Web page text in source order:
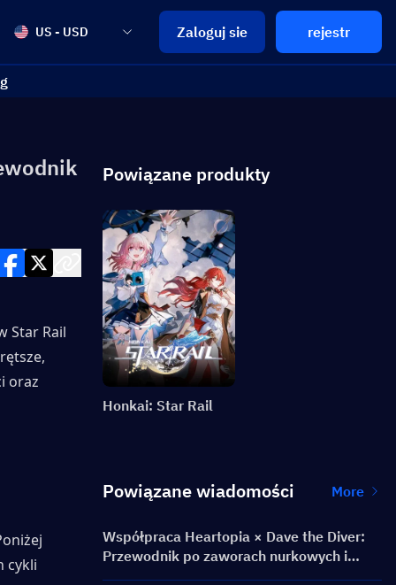
US - USD Zaloguj sie rejestr
Star Rail
oraz
cykli
Powiązane produkty
Honkai: Star Rail
Powiązane wiadomości More
Współpraca Heartopia × Dave the Diver:
Przewodnik po zaworach nurkowych i
nagrodach